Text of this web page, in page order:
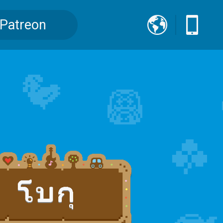
Patreon